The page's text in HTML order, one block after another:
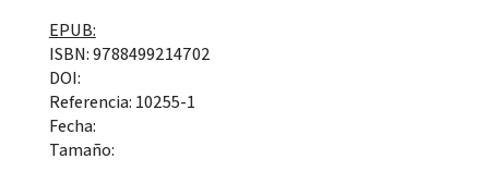
EPUB:
ISBN: 9788499214702
DOI:
Referencia: 10255-1
Fecha:
Tamaño: